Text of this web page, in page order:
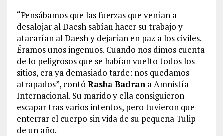
“Pensábamos que las fuerzas que venían a
desalojar al Daesh sabían hacer su trabajo y
atacarían al Daesh y dejarían en paz a los civiles.
Éramos unos ingenuos. Cuando nos dimos cuenta
de lo peligrosos que se habían vuelto todos los
sitios, era ya demasiado tarde: nos quedamos
atrapados”, contó Rasha Badrana Amnistía
Internacional. Su marido y ella consiguieron
escapar tras varios intentos, pero tuvieron que
enterrar el cuerpo sin vida de su pequeña Tulip
de un año.